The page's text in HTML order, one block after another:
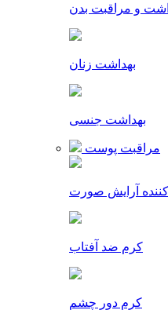
و مراقبت بدن
بهداشت زنان
بهداشت جنسی
مراقبت پوست
آرایش صورت
کرم ضد آفتاب
کرم دور چشم